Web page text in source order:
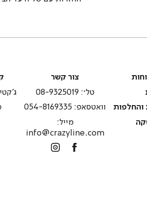
והחלפות
צור
קשר
צור קשר
טל׳: 08-9325019
וואטסאפ: 054-8169335
מייל:
info@crazyline.com
Facebook
Instagram